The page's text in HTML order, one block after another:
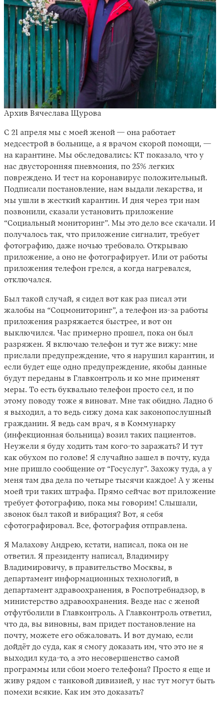
Архив Вячеслава Щурова
С 21 апреля мы с моей женой — она работает
медсестрой в больнице, а я врачом скорой помощи, —
на карантине. Мы обследовались: КТ показало, что у
нас двусторонняя пневмония, по 25% легких
повреждено. И тест на коронавирус положительный.
Подписали постановление, нам выдали лекарства, и
мы ушли в жесткий карантин. И дня через три нам
позвонили, сказали установить приложение
“Социальный мониторинг”. Мы это дело все скачали. И
получалось так, что приложение сигналит, требует
фотографию, даже ночью требовало. Открываю
приложение, а оно не фотографирует. Или от работы
приложения телефон грелся, а когда нагревался,
отключался.
Был такой случай, я сидел вот как раз писал эти
жалобы на “Соцмониторинг”, а телефон из-за работы
приложения разряжается быстрее, и вот он
выключился. Час примерно прошел, пока он был
разряжен. Я включаю телефон и тут же вижу: мне
прислали предупреждение, что я нарушил карантин, и
если будет еще одно предупреждение, якобы данные
будут переданы в Главконтроль и ко мне применят
меры. То есть буквально телефон просто сел, и по
этому поводу тоже я виноват. Мне так обидно. Ладно б
я выходил, а то ведь сижу дома как законопослушный
гражданин. Я ведь сам врач, я в Коммунарку
(инфекционная больница) возил таких пациентов.
Неужели я буду ходить там кого-то заражать? И тут
как обухом по голове! Я случайно зашел в почту, куда
мне пришло сообщение от “Госуслуг”. Захожу туда, а у
меня там два дела по четыре тысячи каждое! А у жены
моей три таких штрафа. Прямо сейчас вот приложение
требует фотографию, пока мы говорим! Слышали,
звонок был такой и вибрация? Вот, я себя
сфотографировал. Все, фотография отправлена.
Я Малахову Андрею, кстати, написал, пока он не
ответил. Я президенту написал, Владимиру
Владимировичу, в правительство Москвы, в
департамент информационных технологий, в
департамент здравоохранения, в Роспотребнадзор, в
министерство здравоохранения. Везде нас с женой
отфутболили в Главконтроль. А Главконтроль ответил,
что да, вы виновны, вам придет постановление на
почту, можете его обжаловать. И вот думаю, если
дойдёт до суда, как я смогу доказать им, что это не я
выходил куда-то, а это несовершенство самой
программы или сбои моего телефона? Просто я еще и
живу рядом с танковой дивизией, у нас тут могут быть
помехи всякие. Как им это доказать?